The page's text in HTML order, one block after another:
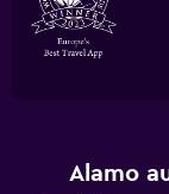
Alamo